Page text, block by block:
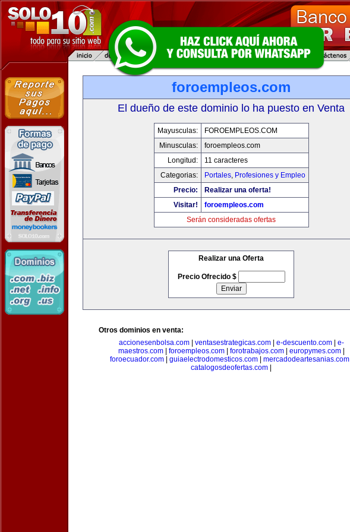
foroempleos.com
El dueño de este dominio lo ha puesto en Venta
Mayusculas:
FOROEMPLEOS.COM
Minusculas:
foroempleos.com
Longitud:
11 caracteres
Categorias:
Portales, Profesiones y Empleo
Precio:
Realizar una oferta!
Visitar!
foroempleos.com
Serán consideradas ofertas
Realizar una Oferta
Precio Ofrecido $
Otros dominios en venta:
accionesenbolsa.com| ventasestrategicas.com| e-descuento.com| e-
maestros.com| foroempleos.com| forotrabajos.com| europymes.com|
foroecuador.com| guiaelectrodomesticos.com| mercadodeartesanias.com|
catalogosdeofertas.com